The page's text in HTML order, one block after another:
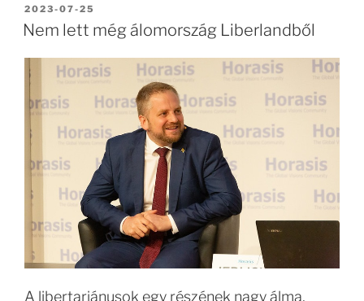
BEKÜLDVE:
2023-07-25
Nem lett még álomország Liberlandből
A libertariánusok egy részének nagy álma,